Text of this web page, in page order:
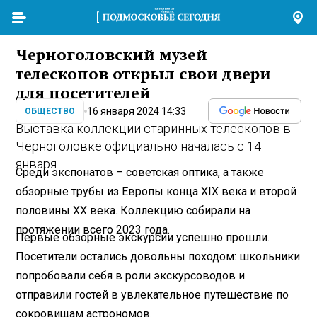
Черноголовский музей
телескопов открыл свои двери
для посетителей
ОБЩЕСТВО 16 января 2024 14:33
Выставка коллекции старинных телескопов в
Черноголовке официально началась с 14
января.
Среди экспонатов – советская оптика, а также
обзорные трубы из Европы конца XIX века и второй
половины XX века. Коллекцию собирали на
протяжении всего 2023 года.
Первые обзорные экскурсии успешно прошли.
Посетители остались довольны походом: школьники
попробовали себя в роли экскурсоводов и
отправили гостей в увлекательное путешествие по
сокровищам астрономов.